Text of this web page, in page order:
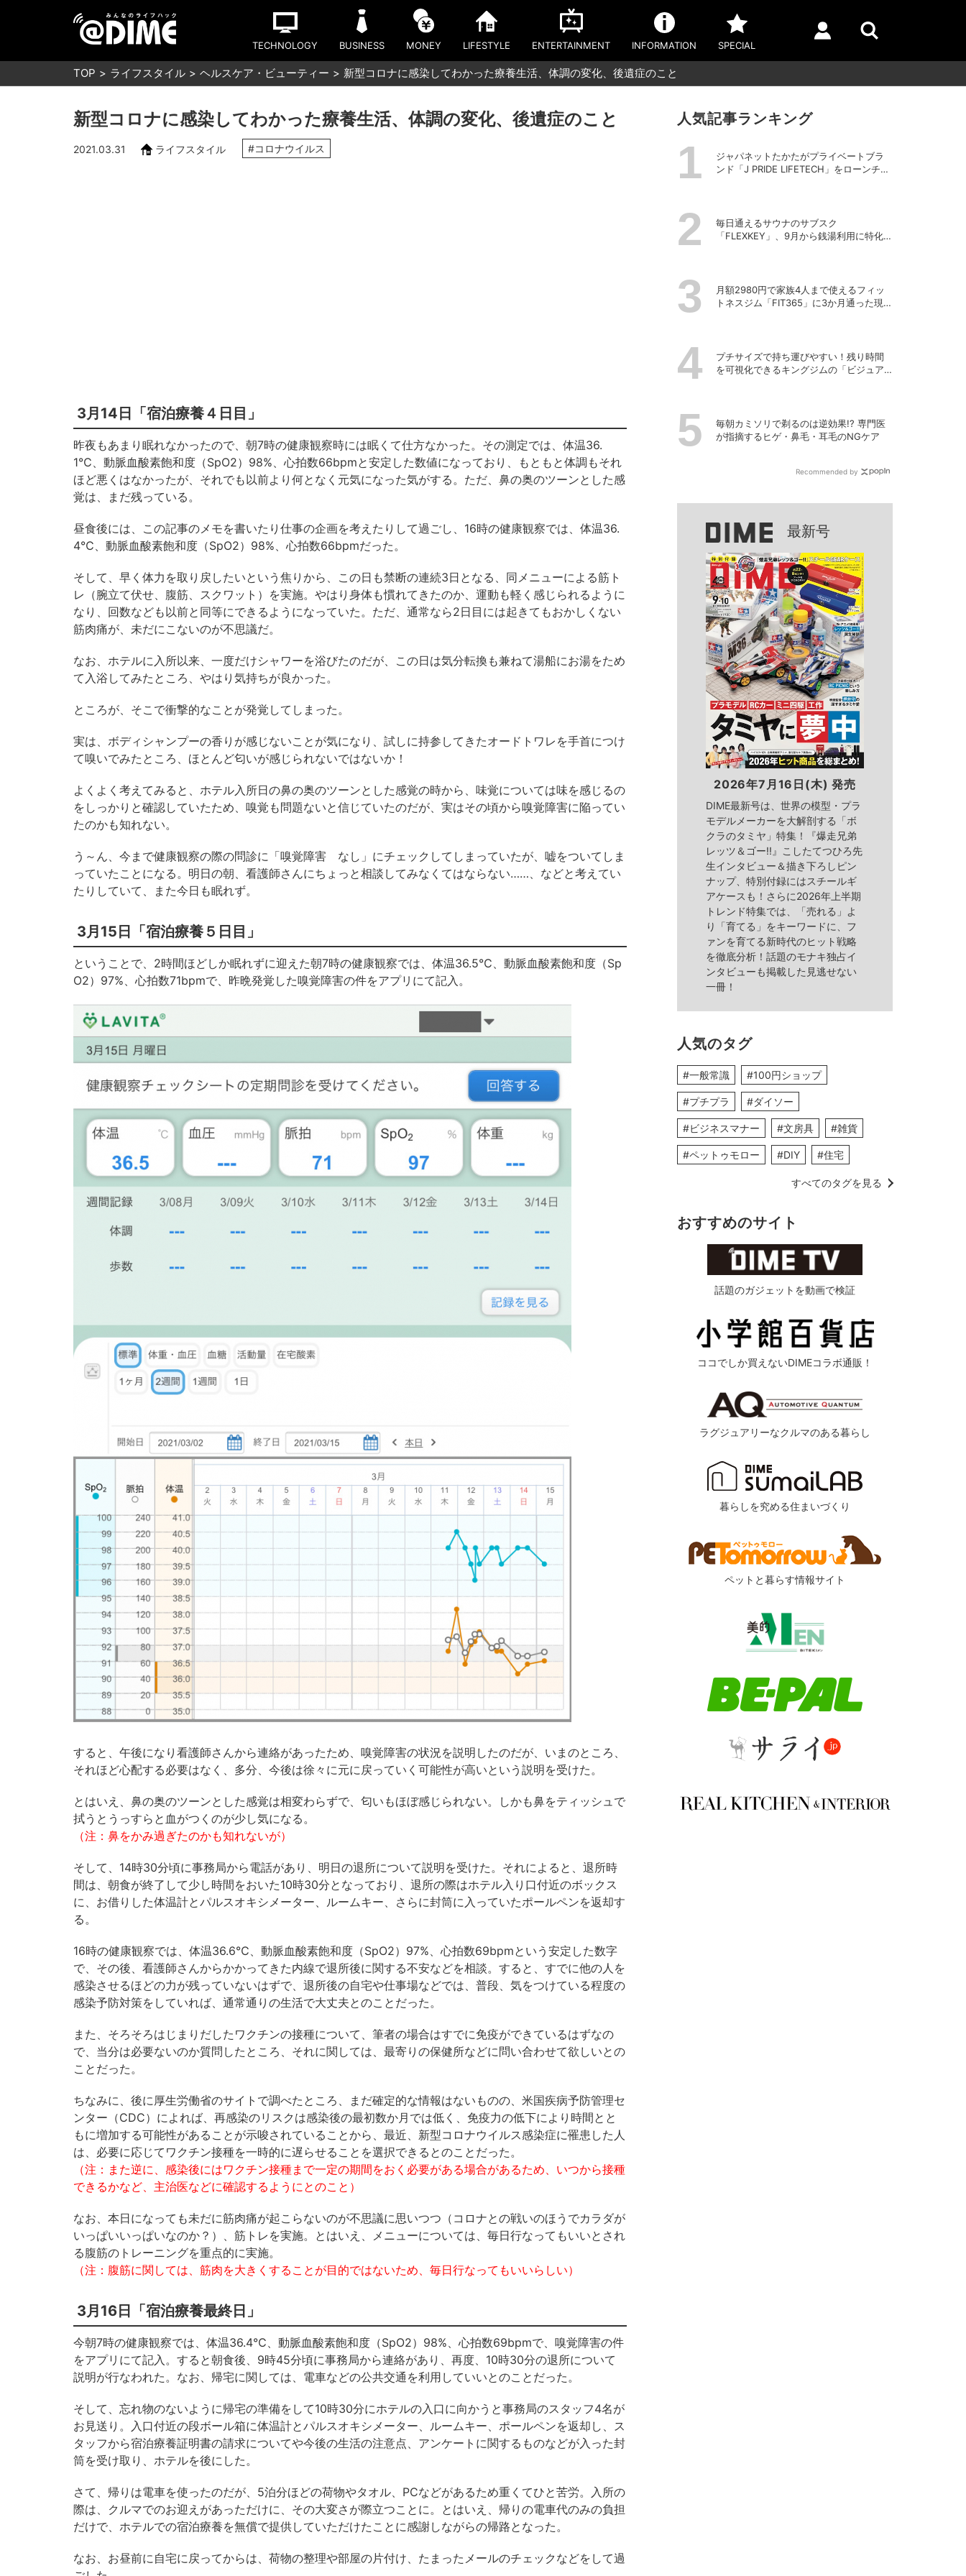
TECHNOLOGY BUSINESS MONEY LIFESTYLE ENTERTAINMENT INFORMATION SPECIAL
TOP ライフスタイル ヘルスケア・ビューティー 新型コロナに感染してわかった療養生活、体調の変化、後遺症のこと
新型コロナに感染してわかった療養生活、体調の変化、後遺症のこと
2021.03.31 ライフスタイル #コロナウイルス
3月14日「宿泊療養４日目」
昨夜もあまり眠れなかったので、朝7時の健康観察時には眠くて仕方なかった。その測定では、体温36.
1℃、動脈血酸素飽和度（SpO2）98%、心拍数66bpmと安定した数値になっており、もともと体調もそれ
ほど悪くはなかったが、それでも以前より何となく元気になった気がする。ただ、鼻の奥のツーンとした感
覚は、まだ残っている。
昼食後には、この記事のメモを書いたり仕事の企画を考えたりして過ごし、16時の健康観察では、体温36.
4℃、動脈血酸素飽和度（SpO2）98%、心拍数66bpmだった。
そして、早く体力を取り戻したいという焦りから、この日も禁断の連続3日となる、同メニューによる筋ト
レ（腕立て伏せ、腹筋、スクワット）を実施。やはり身体も慣れてきたのか、運動も軽く感じられるように
なり、回数なども以前と同等にできるようになっていた。ただ、通常なら2日目には起きてもおかしくない
筋肉痛が、未だにこないのが不思議だ。
なお、ホテルに入所以来、一度だけシャワーを浴びたのだが、この日は気分転換も兼ねて湯船にお湯をため
て入浴してみたところ、やはり気持ちが良かった。
ところが、そこで衝撃的なことが発覚してしまった。
実は、ボディシャンプーの香りが感じないことが気になり、試しに持参してきたオードトワレを手首につけ
て嗅いでみたところ、ほとんど匂いが感じられないではないか！
よくよく考えてみると、ホテル入所日の鼻の奥のツーンとした感覚の時から、味覚については味を感じるの
をしっかりと確認していたため、嗅覚も問題ないと信じていたのだが、実はその頃から嗅覚障害に陥ってい
たのかも知れない。
う～ん、今まで健康観察の際の問診に「嗅覚障害 なし」にチェックしてしまっていたが、嘘をついてしま
っていたことになる。明日の朝、看護師さんにちょっと相談してみなくてはならない……、などと考えてい
たりしていて、また今日も眠れず。
3月15日「宿泊療養５日目」
ということで、2時間ほどしか眠れずに迎えた朝7時の健康観察では、体温36.5℃、動脈血酸素飽和度（Sp
O2）97%、心拍数71bpmで、昨晩発覚した嗅覚障害の件をアプリにて記入。
すると、午後になり看護師さんから連絡があったため、嗅覚障害の状況を説明したのだが、いまのところ、
それほど心配する必要はなく、多分、今後は徐々に元に戻っていく可能性が高いという説明を受けた。
とはいえ、鼻の奥のツーンとした感覚は相変わらずで、匂いもほぼ感じられない。しかも鼻をティッシュで
拭うとうっすらと血がつくのが少し気になる。
（注：鼻をかみ過ぎたのかも知れないが）
そして、14時30分頃に事務局から電話があり、明日の退所について説明を受けた。それによると、退所時
間は、朝食が終了して少し時間をおいた10時30分となっており、退所の際はホテル入り口付近のボックス
に、お借りした体温計とパルスオキシメーター、ルームキー、さらに封筒に入っていたポールペンを返却す
る。
16時の健康観察では、体温36.6℃、動脈血酸素飽和度（SpO2）97%、心拍数69bpmという安定した数字
で、その後、看護師さんからかかってきた内線で退所後に関する不安などを相談。すると、すでに他の人を
感染させるほどの力が残っていないはずで、退所後の自宅や仕事場などでは、普段、気をつけている程度の
感染予防対策をしていれば、通常通りの生活で大丈夫とのことだった。
また、そろそろはじまりだしたワクチンの接種について、筆者の場合はすでに免疫ができているはずなの
で、当分は必要ないのか質問したところ、それに関しては、最寄りの保健所などに問い合わせて欲しいとの
ことだった。
ちなみに、後に厚生労働省のサイトで調べたところ、まだ確定的な情報はないものの、米国疾病予防管理セ
ンター（CDC）によれば、再感染のリスクは感染後の最初数か月では低く、免疫力の低下により時間とと
もに増加する可能性があることが示唆されていることから、最近、新型コロナウイルス感染症に罹患した人
は、必要に応じてワクチン接種を一時的に遅らせることを選択できるとのことだった。
（注：また逆に、感染後にはワクチン接種まで一定の期間をおく必要がある場合があるため、いつから接種
できるかなど、主治医などに確認するようにとのこと）
なお、本日になっても未だに筋肉痛が起こらないのが不思議に思いつつ（コロナとの戦いのほうでカラダが
いっぱいいっぱいなのか？）、筋トレを実施。とはいえ、メニューについては、毎日行なってもいいとされ
る腹筋のトレーニングを重点的に実施。
（注：腹筋に関しては、筋肉を大きくすることが目的ではないため、毎日行なってもいいらしい）
3月16日「宿泊療養最終日」
今朝7時の健康観察では、体温36.4℃、動脈血酸素飽和度（SpO2）98%、心拍数69bpmで、嗅覚障害の件
をアプリにて記入。すると朝食後、9時45分頃に事務局から連絡があり、再度、10時30分の退所について
説明が行なわれた。なお、帰宅に関しては、電車などの公共交通を利用していいとのことだった。
そして、忘れ物のないように帰宅の準備をして10時30分にホテルの入口に向かうと事務局のスタッフ4名が
お見送り。入口付近の段ボール箱に体温計とパルスオキシメーター、ルームキー、ポールペンを返却し、ス
タッフから宿泊療養証明書の請求についてや今後の生活の注意点、アンケートに関するものなどが入った封
筒を受け取り、ホテルを後にした。
さて、帰りは電車を使ったのだが、5泊分ほどの荷物やタオル、PCなどがあるため重くてひと苦労。入所の
際は、クルマでのお迎えがあっただけに、その大変さが際立つことに。とはいえ、帰りの電車代のみの負担
だけで、ホテルでの宿泊療養を無償で提供していただけたことに感謝しながらの帰路となった。
なお、お昼前に自宅に戻ってからは、荷物の整理や部屋の片付け、たまったメールのチェックなどをして過
人気記事ランキング
ジャパネットたかたがプライベートブラ
ンド「J PRIDE LIFETECH」をローンチ、
毎日通えるサウナのサブスク
「FLEXKEY」、9月から銭湯利用に特化し
月額2980円で家族4人まで使えるフィッ
トネスジム「FIT365」に3か月通った現在
プチサイズで持ち運びやすい！残り時間
を可視化できるキングジムの「ビジュア
毎朝カミソリで剃るのは逆効果!? 専門医
が指摘するヒゲ・鼻毛・耳毛のNGケア
Recommended by
最新号
2026年7月16日(木) 発売
DIME最新号は、世界の模型・プラ
モデルメーカーを大解剖する「ボ
クラのタミヤ」特集！『爆走兄弟
レッツ＆ゴー!!』こしたてつひろ先
生インタビュー＆描き下ろしピン
ナップ、特別付録にはスチールギ
アケースも！さらに2026年上半期
トレンド特集では、「売れる」よ
り「育てる」をキーワードに、フ
ァンを育てる新時代のヒット戦略
を徹底分析！話題のモナキ独占イ
ンタビューも掲載した見逃せない
一冊！
人気のタグ
#一般常識 #100円ショップ
#プチプラ #ダイソー
#ビジネスマナー #文房具 #雑貨
#ペットゥモロー #DIY #住宅
すべてのタグを見る
おすすめのサイト
話題のガジェットを動画で検証
ココでしか買えないDIMEコラボ通販！
ラグジュアリーなクルマのある暮らし
暮らしを究める住まいづくり
ペットと暮らす情報サイト